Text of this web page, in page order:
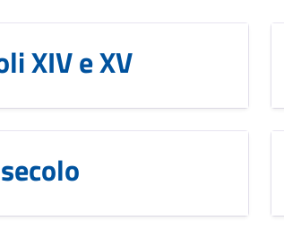
XIV e XV